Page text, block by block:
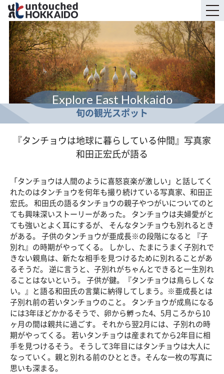
Explore East Hokkaido
旬の観光スポット
『タンチョウは地球に暮らしている仲間』写真家
和田正宏氏が語る
「タンチョウは人間のように喜怒哀楽が激しい」と話してく
れたのはタンチョウを何年も撮り続けている写真家、和田正
宏氏。 和田氏の語るタンチョウの親子やつがいについてのと
ても興味深いストーリーがあった。 タンチョウは夫婦愛がと
ても強いとよく耳にするが、 そんなタンチョウも別れるとき
がある。 子供のタンチョウが亜成長※の段階になると 『子
別れ』の時期がやってくる。 しかし、たまにうまく子別れで
きない親鳥は、新たな相手を見つけるために別れることがあ
るそうだ。 逆に言うと、子別れがちゃんとできると一生別れ
ることはないという。 子供が鍵。『タンチョウは鳥らしくな
い。』と語る和田氏の言葉に納得してしまう。※亜成長とは
子別れ前の若いタンチョウのこと。 タンチョウが成鳥になる
には3年ほどかかるそうで、卵から孵った4、5月ころから10
ヶ月の間は親共に過ごす。 それから翌2月には、子別れの時
期がやってくる。 若いタンチョウは産まれてから2年目に相
手を見つけるそう。 そうして3年目にはタンチョウは大人に
なっていく。親と別れる前のひととき。そんな一枚の写真に
思いも深まる。